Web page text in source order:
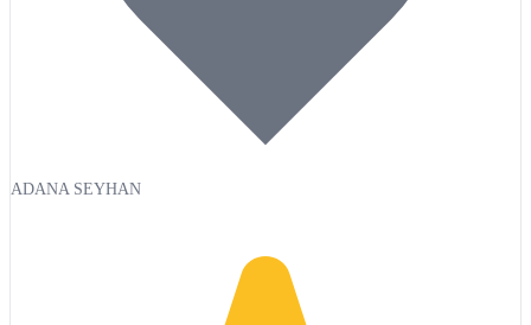
ADANA SEYHAN